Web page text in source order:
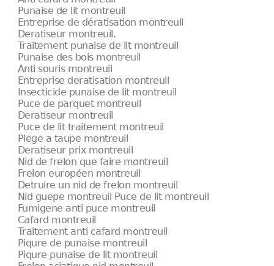
Punaise de lit montreuil
Entreprise de dératisation montreuil
Deratiseur montreuil.
Traitement punaise de lit montreuil
Punaise des bois montreuil
Anti souris montreuil
Entreprise deratisation montreuil
Insecticide punaise de lit montreuil
Puce de parquet montreuil
Deratiseur montreuil
Puce de lit traitement montreuil
Piege a taupe montreuil
Deratiseur prix montreuil
Nid de frelon que faire montreuil
Frelon européen montreuil
Detruire un nid de frelon montreuil
Nid guepe montreuil Puce de lit montreuil
Fumigene anti puce montreuil
Cafard montreuil
Traitement anti cafard montreuil
Piqure de punaise montreuil
Piqure punaise de lit montreuil